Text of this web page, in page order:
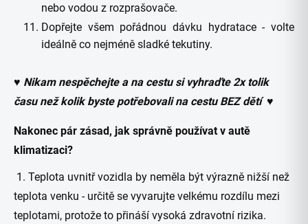
nebo vodou z rozprašovače.
Dopřejte všem pořádnou dávku hydratace - volte
ideálně co nejméně sladké tekutiny.
♥ Nikam nespěchejte a na cestu si vyhraďte 2x tolik
času než kolik byste potřebovali na cestu BEZ dětí ♥
Nakonec pár zásad, jak správně používat v autě
klimatizaci?
1. Teplota uvnitř vozidla by neměla být výrazně nižší než
teplota venku - určitě se vyvarujte velkému rozdílu mezi
teplotami, protože to přináší vysoká zdravotní rizika.